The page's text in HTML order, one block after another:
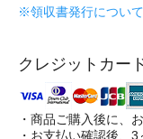
※領収書発行につい
クレジットカー
・商品ご購入後に、
・お支払い確認後、